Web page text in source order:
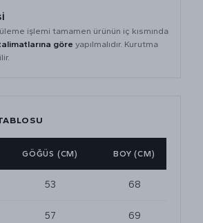
işlemi tamamen ürünün iç kısmında
göre yapılmalıdır. Kurutma
GÖĞÜS (CM) BOY (CM)
53 68
57 69